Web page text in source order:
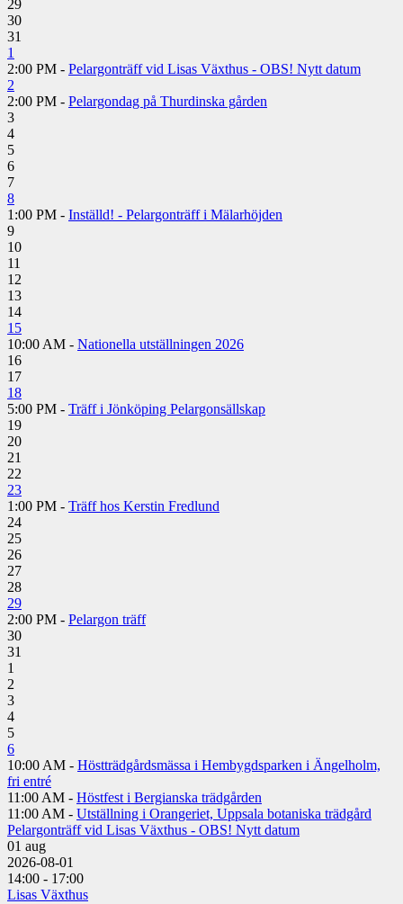
29
30
31
1
2:00 PM - Pelargonträff vid Lisas Växthus - OBS! Nytt datum
2
2:00 PM - Pelargondag på Thurdinska gården
3
4
5
6
7
8
1:00 PM - Inställd! - Pelargonträff i Mälarhöjden
9
10
11
12
13
14
15
10:00 AM - Nationella utställningen 2026
16
17
18
5:00 PM - Träff i Jönköping Pelargonsällskap
19
20
21
22
23
1:00 PM - Träff hos Kerstin Fredlund
24
25
26
27
28
29
2:00 PM - Pelargon träff
30
31
1
2
3
4
5
6
10:00 AM - Höstträdgårdsmässa i Hembygdsparken i Ängelholm,
fri entré
11:00 AM - Höstfest i Bergianska trädgården
11:00 AM - Utställning i Orangeriet, Uppsala botaniska trädgård
Pelargonträff vid Lisas Växthus - OBS! Nytt datum
01 aug
2026-08-01
14:00 - 17:00
Lisas Växthus